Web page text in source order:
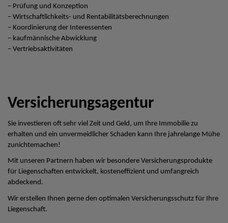
– Prüfung und Konzeption
– Wirtschaftlichkeits- und Rentabilitätsberechnungen
– Koordinierung der Interessenten
– kaufmännische Abwicklung
– Vertriebsaktivitäten
Versicherungsagentur
Sie investieren oft sehr viel Zeit und Geld, um Ihre Immobilie zu
erhalten und ein unvermeidlicher Schaden kann Ihre jahrelange Mühe
zunichtemachen!
Mit unseren Partnern haben wir besondere Versicherungsprodukte
für Liegenschaften entwickelt, kosteneffizient und umfangreich
abdeckend.
Wir erstellen Ihnen gerne den optimalen Versicherungsschutz für Ihre
Liegenschaft.